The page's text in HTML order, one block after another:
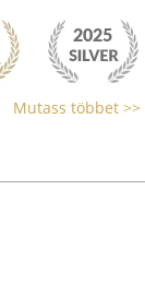
Mutass többet >>